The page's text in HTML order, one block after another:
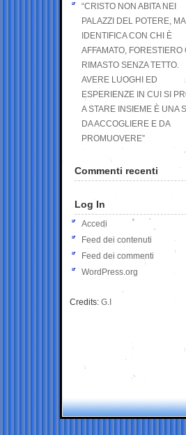
“CRISTO NON ABITA NEI
PALAZZI DEL POTERE, MA
IDENTIFICA CON CHI È
AFFAMATO, FORESTIERO
RIMASTO SENZA TETTO.
AVERE LUOGHI ED
ESPERIENZE IN CUI SI
A STARE INSIEME È UNA
DA ACCOGLIERE E DA
PROMUOVERE”
Commenti recenti
Log In
Accedi
Feed dei contenuti
Feed dei commenti
WordPress.org
Credits: G.I